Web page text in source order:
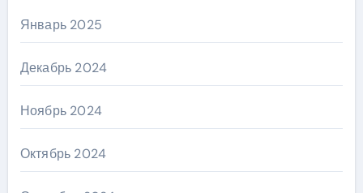
Январь 2025
Декабрь 2024
Ноябрь 2024
Октябрь 2024